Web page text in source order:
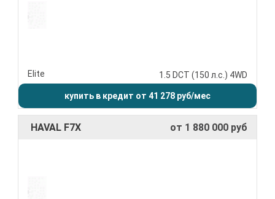
Elite 1.5 DCT (150 л.с.) 4WD
купить в кредит от 41 278 руб/мес
HAVAL F7X от 1 880 000 руб